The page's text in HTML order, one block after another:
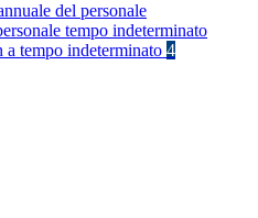
del personale
tempo indeterminato
a tempo indeterminato 4